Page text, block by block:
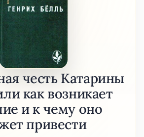
честь Катарины
как возникает
и к чему оно
привести